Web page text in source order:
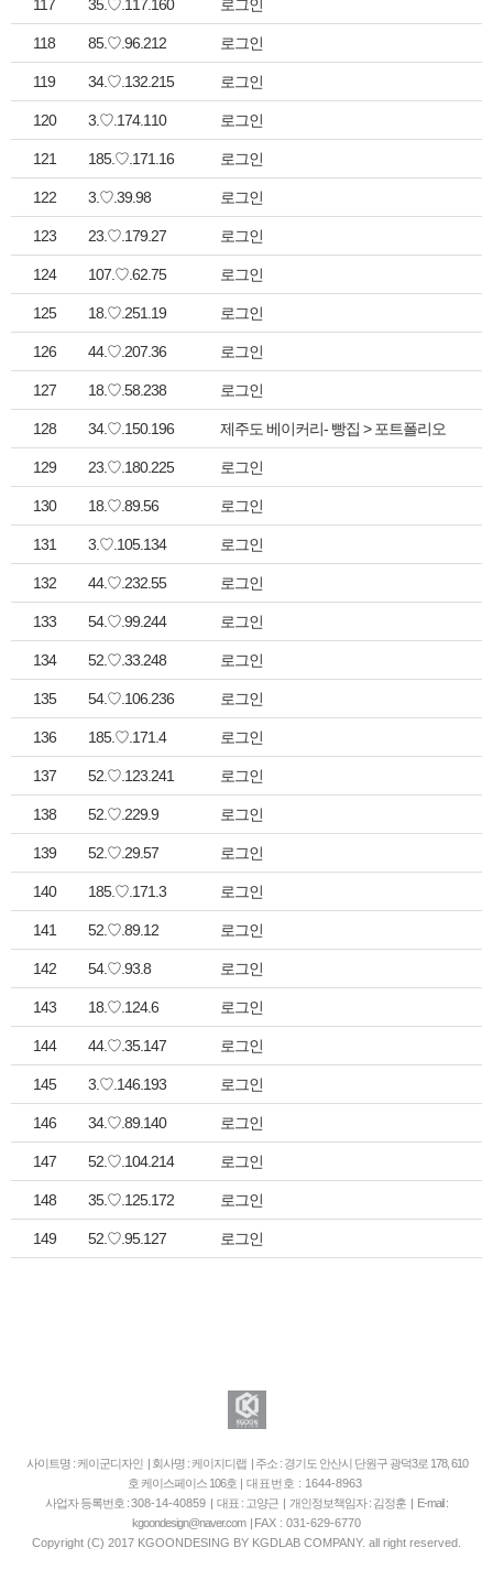
117 35.♡.117.160 로그인
118 85.♡.96.212 로그인
119 34.♡.132.215 로그인
120 3.♡.174.110 로그인
121 185.♡.171.16 로그인
122 3.♡.39.98 로그인
123 23.♡.179.27 로그인
124 107.♡.62.75 로그인
125 18.♡.251.19 로그인
126 44.♡.207.36 로그인
127 18.♡.58.238 로그인
128 34.♡.150.196 제주도 베이커리- 빵집 > 포트폴리오
129 23.♡.180.225 로그인
130 18.♡.89.56 로그인
131 3.♡.105.134 로그인
132 44.♡.232.55 로그인
133 54.♡.99.244 로그인
134 52.♡.33.248 로그인
135 54.♡.106.236 로그인
136 185.♡.171.4 로그인
137 52.♡.123.241 로그인
138 52.♡.229.9 로그인
139 52.♡.29.57 로그인
140 185.♡.171.3 로그인
141 52.♡.89.12 로그인
142 54.♡.93.8 로그인
143 18.♡.124.6 로그인
144 44.♡.35.147 로그인
145 3.♡.146.193 로그인
146 34.♡.89.140 로그인
147 52.♡.104.214 로그인
148 35.♡.125.172 로그인
149 52.♡.95.127 로그인
사이트명 : 케이군디자인 | 회사명 : 케이지디랩 | 주소 : 경기도 안산시 단원구 광덕3로 178, 610
호 케이스페이스 106호 | 대표번호 : 1644-8963
사업자 등록번호 :308-14-40859 | 대표 : 고양근 | 개인정보책임자 : 김정훈 | E-mail :
kgoondesign@naver.com | FAX : 031-629-6770
Copyright (C) 2017 KGOONDESING BY KGDLAB COMPANY. all right reserved.